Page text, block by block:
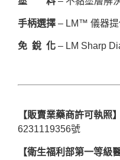
手柄選擇 – LM™ 儀器提
免 銳 化 – LM Sharp
【販賣業藥商許可執照
6231119356號
【衛生福利部第一等級